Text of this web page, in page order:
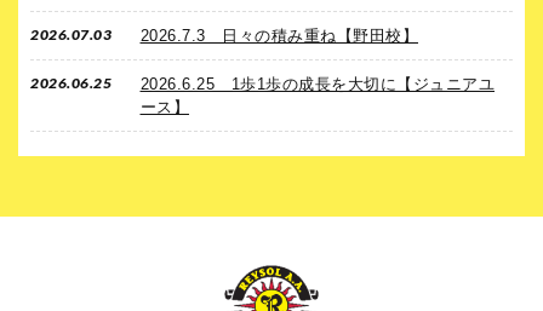
2026.07.03 2026.7.3 日々の積み重ね【野田校】
2026.06.25
2026.6.25 1歩1歩の成長を大切に【ジュニアユ
ース】